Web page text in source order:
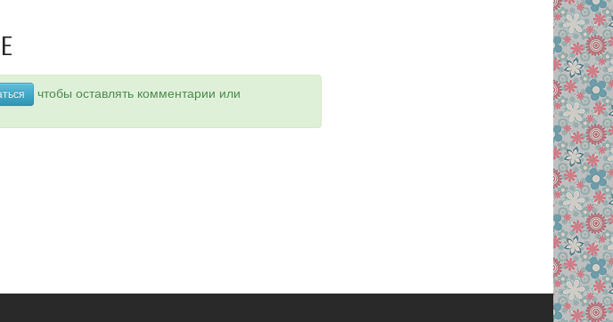
чтобы оставлять комментарии или